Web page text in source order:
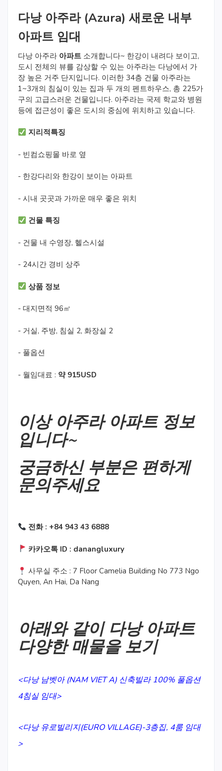
다낭 아주라 (Azura) 새로운 내부
아파트 임대
다낭 아주라 아파트 소개합니다~ 한강이 내려다 보이고,
도시 전체의 뷰를 감상할 수 있는 아주라는 다낭에서 가
장 높은 거주 단지입니다. 이러한 34층 건물 아주라는
1~3개의 침실이 있는 집과 두 개의 펜트하우스, 총 225가
구의 고급스러운 건물입니다. 아주라는 국제 학교와 병원
등에 접근성이 좋은 도시의 중심에 위치하고 있습니다.
지리적특징
- 빈컴쇼핑몰 바로 옆
- 한강다리와 한강이 보이는 아파트
- 시내 곳곳과 가까운 매우 좋은 위치
건물 특징
- 건물 내 수영장, 헬스시설
- 24시간 경비 상주
상품 정보
- 대지면적 96㎡
- 거실, 주방, 침실 2, 화장실 2
- 풀옵션
- 월임대료 : 약 915USD
이상 아주라 아파트 정보
입니다~
궁금하신 부분은 편하게
문의주세요
전화 : +84 943 43 6888
카카오톡 ID : danangluxury
사무실 주소 : 7 Floor Camelia Building No 773 Ngo
Quyen, An Hai, Da Nang
아래와 같이 다낭 아파트
다양한 매물을 보기
<다낭 남벳아 (NAM VIET A) 신축빌라 100% 풀옵션
4침실 임대>
<다낭 유로빌리지(EURO VILLAGE)-3층집, 4룸 임대
>